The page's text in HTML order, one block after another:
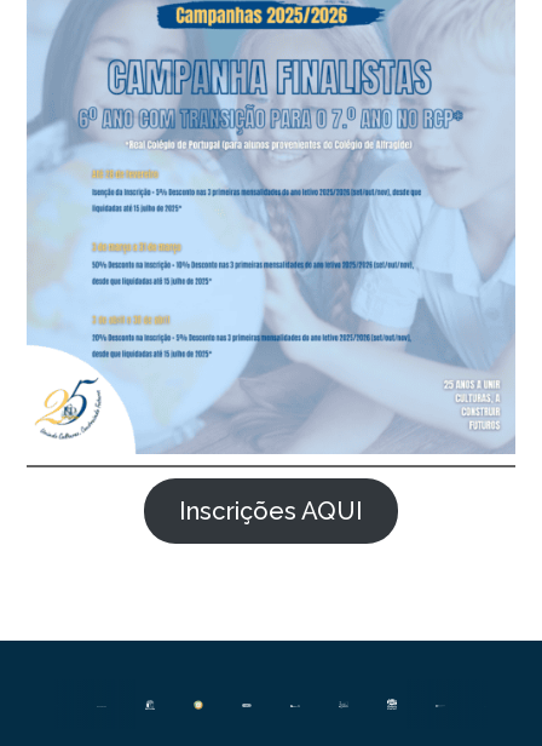
Inscrições AQUI